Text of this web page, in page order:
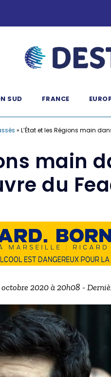
SUD FRANCE
» L’État et les Régions main
main
du
2020 à 20h08 -